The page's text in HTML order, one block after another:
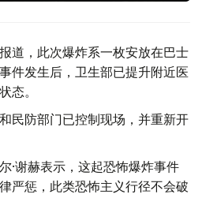
道，此次爆炸系一枚安放在巴士
件发生后，卫生部已提升附近医
态。
民防部门已控制现场，并重新开
·谢赫表示，这起恐怖爆炸事件
严惩，此类恐怖主义行径不会破